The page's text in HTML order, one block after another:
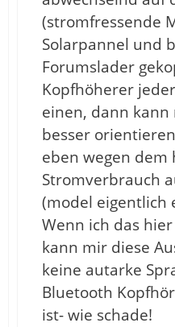
(stromfressende
Solarpannel und
Forumslader
Kopfhöherer
einen, dann kann
besser
eben wegen dem
Stromverbrauch
(model eigentlich
Wenn ich das
kann mir diese
keine autarke
Bluetooth
ist- wie schade!